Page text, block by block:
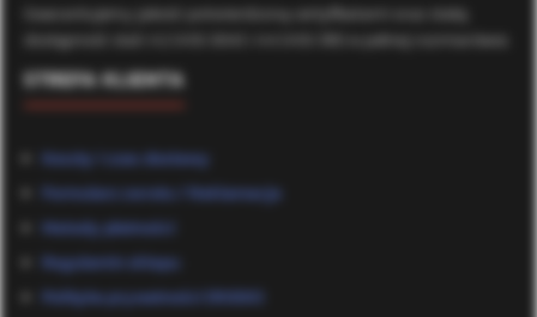
Gwarantujemy jakość potwierdzoną certyfikatami oraz stałą
dostępność stali A2 (AISI 304) i A4 (AISI 316) w pełnej rozmiarówce.
STREFA KLIENTA
Koszty i czas dostawy
Formularz zwrotu / Reklamacje
Metody płatności
Regulamin sklepu
Polityka prywatności (RODO)